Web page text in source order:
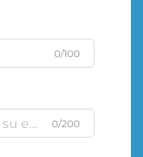
0/100
0/200